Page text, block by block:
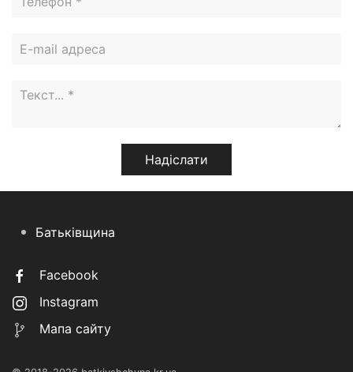
Батьківщина
Facebook
Instagram
Мапа сайту